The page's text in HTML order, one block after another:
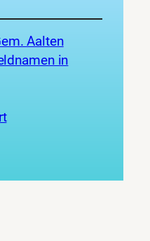
Aalten
in